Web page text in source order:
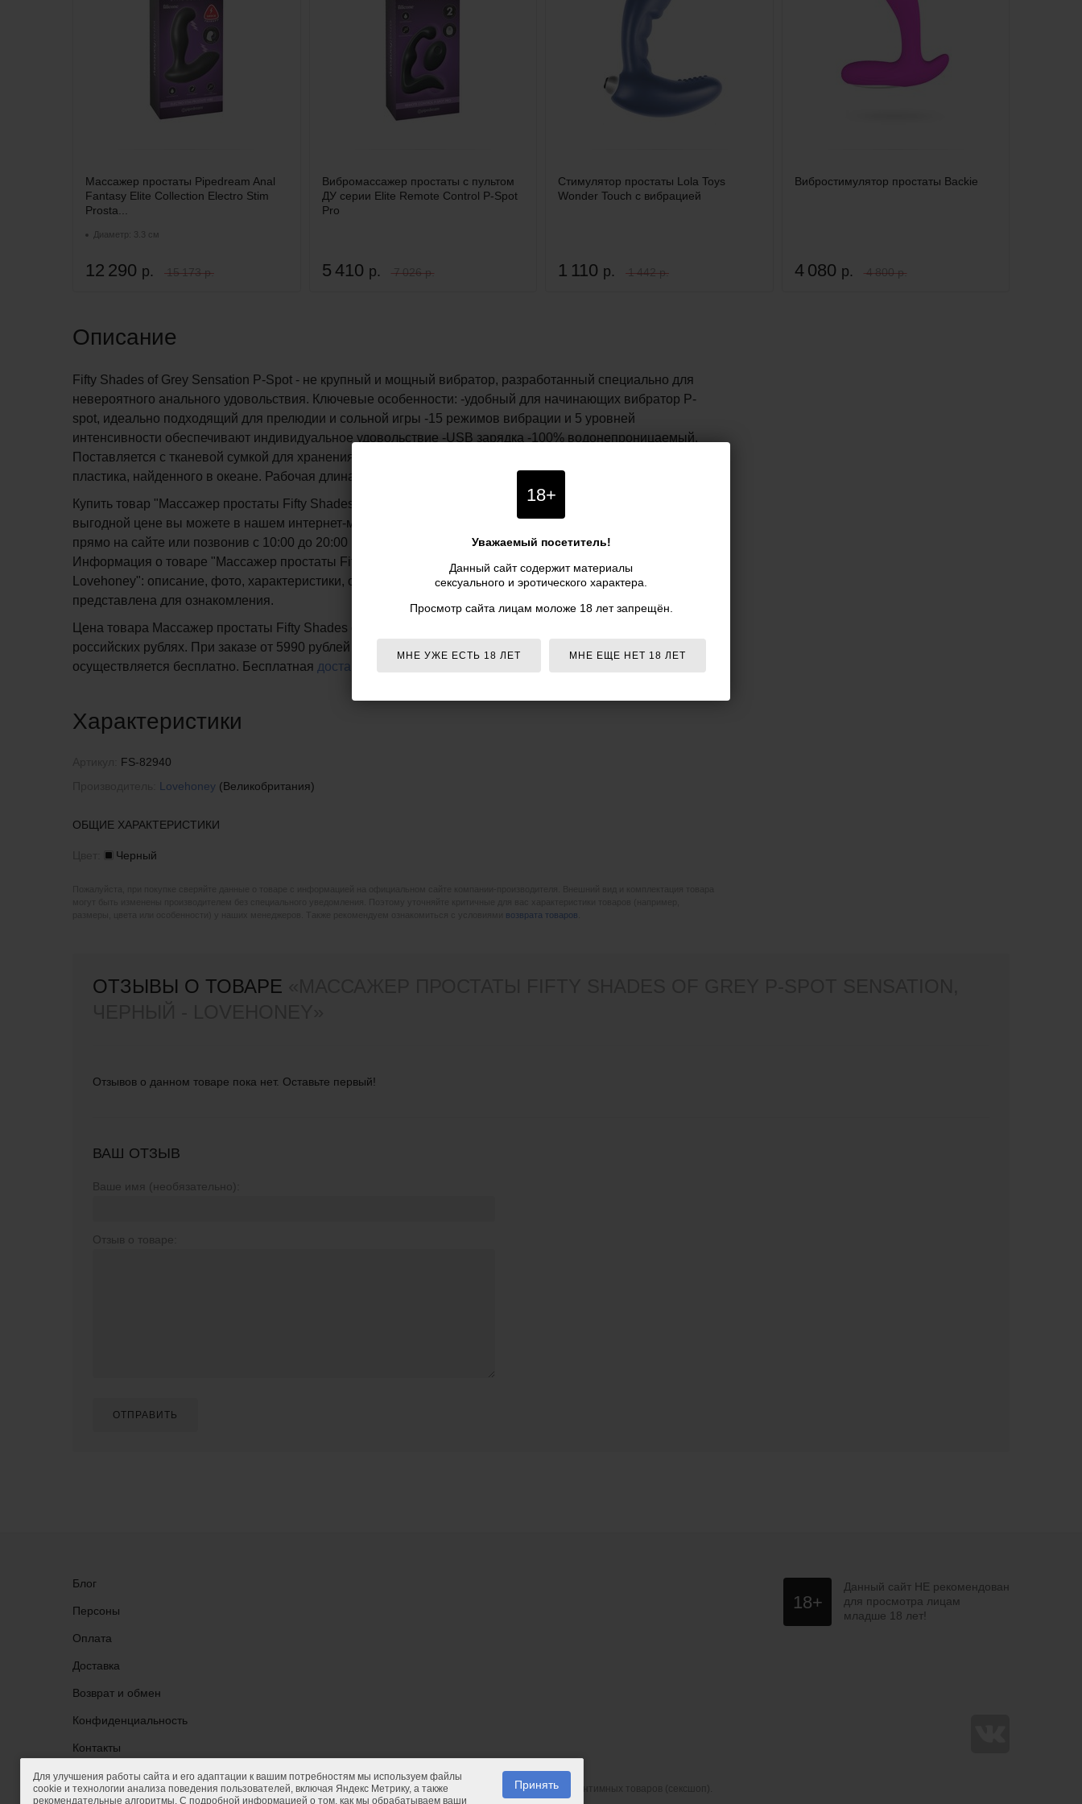
18+
Уважаемый посетитель!
Данный сайт содержит материалы
сексуального и эротического характера.
Просмотр сайта лицам моложе 18 лет запрещён.
МНЕ УЖЕ ЕСТЬ 18 ЛЕТ МНЕ ЕЩЕ НЕТ 18 ЛЕТ
Массажер простаты Pipedream Anal
Fantasy Elite Collection Electro Stim
Prosta...
Диаметр: 3.3 см
12 290 р. 15 173 р.
Вибромассажер простаты с пультом
ДУ серии Elite Remote Control P-Spot
Pro
5 410 р. 7 026 р.
Стимулятор простаты Lola Toys
Wonder Touch с вибрацией
1 110 р. 1 442 р.
Вибростимулятор простаты Backie
4 080 р. 4 800 р.
Описание
Fifty Shades of Grey Sensation P-Spot - не крупный и мощный вибратор, разработанный специально для
невероятного анального удовольствия. Ключевые особенности: -удобный для начинающих вибратор P-
spot, идеально подходящий для прелюдии и сольной игры -15 режимов вибрации и 5 уровней
интенсивности обеспечивают индивидуальное удовольствие -USB зарядка -100% водонепроницаемый.
Поставляется с тканевой сумкой для хранения REPREVE, изготовленной из 100% переработанного
пластика, найденного в океане. Рабочая длина - 8,9 см.
Купить товар "Массажер простаты Fifty Shades of Grey P-Spot Sensation, цвет черный - Lovehoney" по
выгодной цене вы можете в нашем интернет-магазине PIPIDU.ru. Заказать товар можно круглосуточно
прямо на сайте или позвонив с 10:00 до 20:00 (по московскому времени) нашим менеджерам.
Информация о товаре "Массажер простаты Fifty Shades of Grey P-Spot Sensation, цвет черный -
Lovehoney": описание, фото, характеристики, отзывы покупателей, инструкция и аксессуары -
представлена для ознакомления.
Цена товара Массажер простаты Fifty Shades of Grey P-Spot Sensation, черный - Lovehoney указана в
российских рублях. При заказе от 5990 рублей - доставка курьером по Москве и почтой по всей России
осуществляется бесплатно. Бесплатная доставка
Характеристики
FS-82940
Lovehoney (Великобритания)
ОБЩИЕ ХАРАКТЕРИСТИКИ
Черный
возврата товаров
ОТЗЫВЫ О ТОВАРЕ
Отзывов о данном товаре пока нет. Оставьте первый!
ВАШ ОТЗЫВ
Ваше имя (необязательно):
Отзыв о товаре:
ОТПРАВИТЬ
Блог
Персоны
Оплата
Доставка
Возврат и обмен
Конфиденциальность
Контакты
18+
Данный сайт НЕ рекомендован
для просмотра лицам
младше 18 лет!
Группа ВКонтакте
© 2011-2026.PIPIDU.ru
— интернет-магазин интимных товаров (сексшоп).
Для улучшения работы сайта и его адаптации к вашим потребностям мы используем файлы
cookie и технологии анализа поведения пользователей, включая Яндекс Метрику, а также
рекомендательные алгоритмы. С подробной информацией о том, как мы обрабатываем ваши
Принять